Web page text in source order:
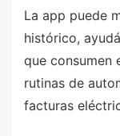
La app puede
histórico,
que consumen
rutinas de
facturas